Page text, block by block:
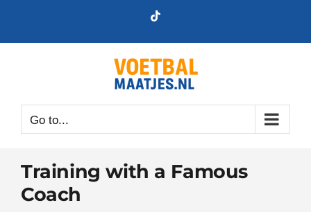
content
Tiktok
Go to...
Training with a Famous
Coach